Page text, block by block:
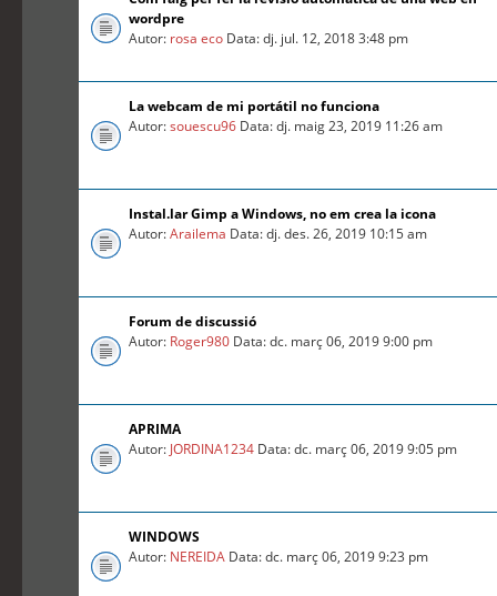
wordpre
Autor: rosa eco Data: dj. jul. 12, 2018 3:48 pm
La webcam de mi portátil no funciona
Autor:souescu96 Data: dj. maig 23, 2019 11:26 am
Instal.lar Gimp a Windows, no em crea la icona
Autor:Arailema Data: dj. des. 26, 2019 10:15 am
Forum de discussió
Autor: Roger980 Data: dc. març 06, 2019 9:00 pm
APRIMA
Autor: JORDINA1234 Data: dc. març 06, 2019 9:05 pm
WINDOWS
Autor: NEREIDA Data: dc. març 06, 2019 9:23 pm